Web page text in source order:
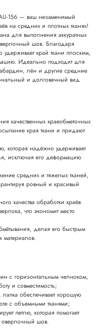
156 — ваш незаменимый
на средних и плотных тканях!
для выполнения аккуратных
шов. Благодаря
край ткани плоским,
Идеально подходит для
лён и другие средние
и долговечный вид
качественных краеобметочных
края ткани и придают
которая надёжно удерживает
исключая его деформацию
средних и тяжелых тканей,
ровный и красивый
качества обработки краёв
что экономит место
делая его быстрым
с горизонтальным челноком,
и совместимость;
обеспечивает хорошую
с объемными тканями;
петлю, которая помогает
оверлочный шов.